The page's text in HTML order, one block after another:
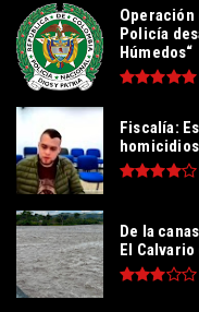
Policía
Húmedos“
Fiscalía:
De la
El